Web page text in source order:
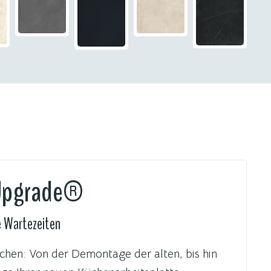
Von der Demontage der alten, bis hin